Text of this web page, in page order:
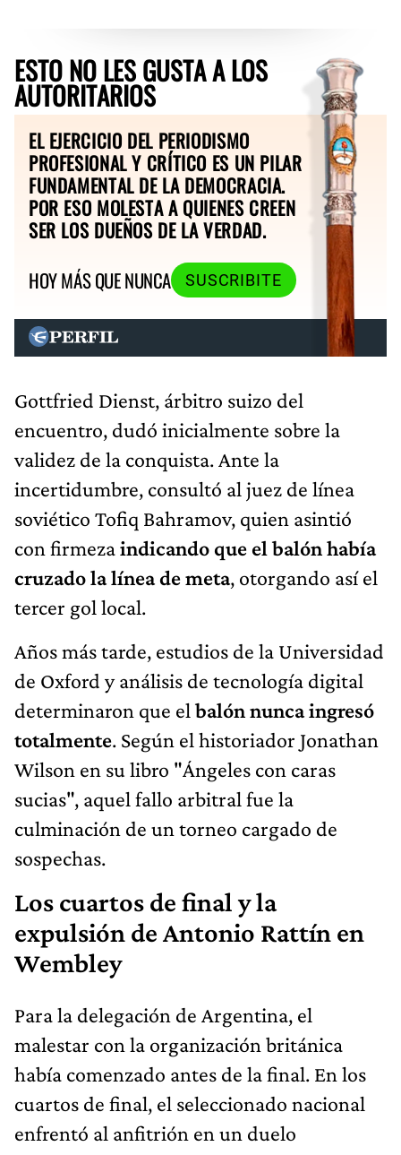
ESTO NO LES GUSTA A LOS
AUTORITARIOS
EL EJERCICIO DEL PERIODISMO
PROFESIONAL Y CRÍTICO ES UN PILAR
FUNDAMENTAL DE LA DEMOCRACIA.
POR ESO MOLESTA A QUIENES CREEN
SER LOS DUEÑOS DE LA VERDAD.
HOY MÁS QUE NUNCA
SUSCRIBITE
Gottfried Dienst, árbitro suizo del
encuentro, dudó inicialmente sobre la
validez de la conquista. Ante la
incertidumbre, consultó al juez de línea
soviético Tofiq Bahramov, quien asintió
con firmezaindicando que el balón había
cruzado la línea de meta, otorgando así el
tercer gol local.
Años más tarde, estudios de la Universidad
de Oxford y análisis de tecnología digital
determinaron que el balón nunca ingresó
totalmente. Según el historiador Jonathan
Wilson en su libro "Ángeles con caras
sucias", aquel fallo arbitral fue la
culminación de un torneo cargado de
sospechas.
Los cuartos de final y la
expulsión de Antonio Rattín en
Wembley
Para la delegación de Argentina, el
malestar con la organización británica
había comenzado antes de la final. En los
cuartos de final, el seleccionado nacional
enfrentó al anfitrión en un duelo